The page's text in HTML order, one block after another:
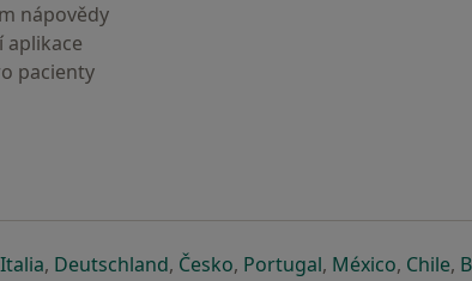
nápovědy
aplikace
pacienty
nové záložce
otevře v nové záložce
Italiase otevře v nové záložce
, Deutschlandse otevře v nové záložce
, Českose otevře v nové záložce
, Portugalse otevře v
, Méxicose
, Chile,